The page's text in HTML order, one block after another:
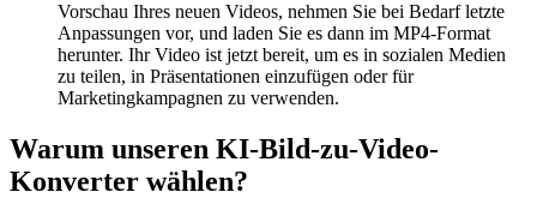
Vorschau Ihres neuen Videos, nehmen Sie bei Bedarf letzte
Anpassungen vor, und laden Sie es dann im MP4-Format
herunter. Ihr Video ist jetzt bereit, um es in sozialen Medien
zu teilen, in Präsentationen einzufügen oder für
Marketingkampagnen zu verwenden.
Warum unseren KI-Bild-zu-Video-
Konverter wählen?